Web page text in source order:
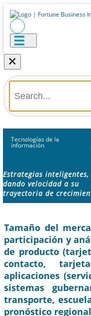
×
Tecnologías de la
información
Estrategias inteligentes,
dando velocidad a su
trayectoria de
Tamaño del
participación y
de producto
contacto,
aplicaciones
sistemas
transporte,
pronóstico